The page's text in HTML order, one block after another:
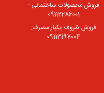
فروش محصولات ساختمانی :
09112286001
فروش ظروف یکبار مصرف:
09113197004